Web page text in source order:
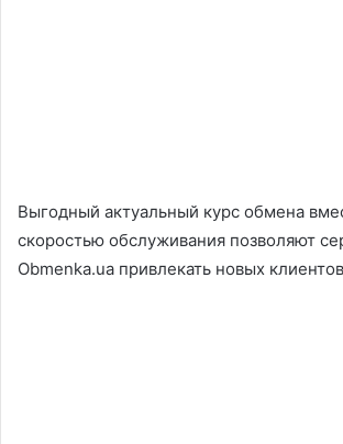
Выгодный актуальный курс обмена
скоростью обслуживания позволяют
Obmenka.ua привлекать новых